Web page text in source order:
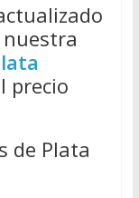
precio
de Plata